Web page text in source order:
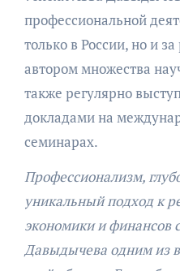
профессиональной
только в России, но и
автором множества
также регулярно
докладами на
семинарах.
Профессионализм,
уникальный подход к
экономики и финансов
Давыдычева одним из